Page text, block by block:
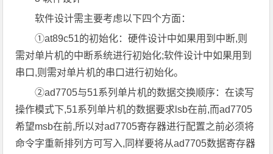
软件设计需主要考虑以下四个方面：
①at89c51的初始化：硬件设计中如果用到中断,则
需对单片机的中断系统进行初始化;软件设计中如果用到
串口,则需对单片机的串口进行初始化。
②ad7705与51系列单片机的数据交换顺序：在读写
操作模式下,51系列单片机的数据要求lsb在前,而ad7705
希望msb在前,所以对ad7705寄存器进行配置之前必须将
命令字重新排列方可写入,同样要将从ad7705数据寄存器